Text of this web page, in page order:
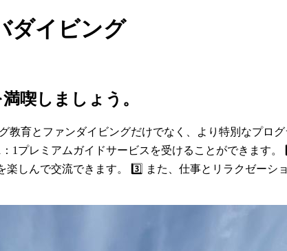
ダイビング
喫しましょう。
教育とファンダイビングだけでなく、より特別なプロ
1プレミアムガイドサービスを受けることができます
しんで交流できます。 3️⃣ また、仕事とリラクゼー